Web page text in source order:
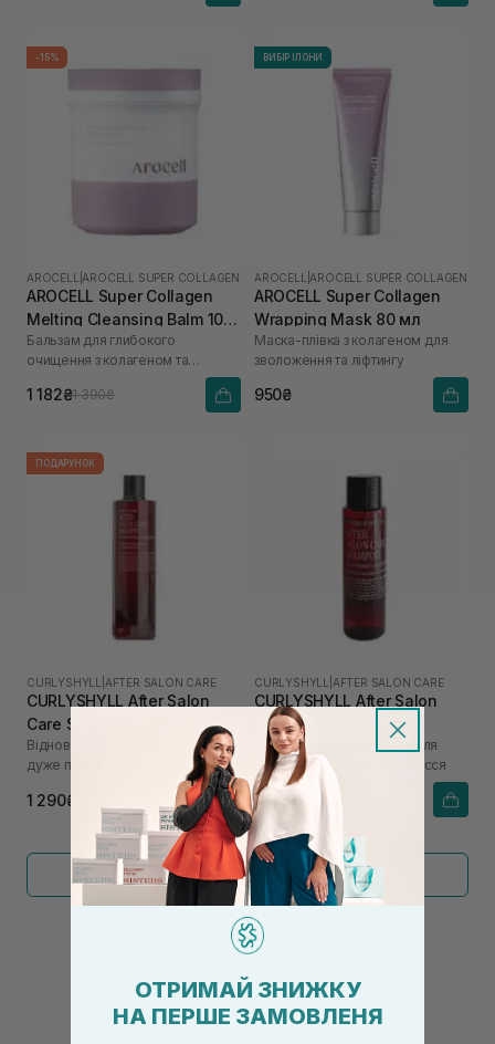
-15%
AROCELL AROCELL SUPER COLLAGEN
AROCELL Super Collagen
Melting Cleansing Balm 100
г
Бальзам для глибокого
очищення з колагеном та
1 182₴1 390₴
ВИБІР ІЛОНИ
AROCELL AROCELL SUPER COLLAGEN
AROCELL Super Collagen
Wrapping Mask 80 мл
Маска-плівка з колагеном для
зволоження та ліфтингу
950₴
ПОДАРУНОК
CURLYSHYLL AFTER SALON CARE
CURLYSHYLL After Salon
Care Shampoo 360 мл
Відновлюючий шампунь для
дуже пошкодженого волосся
1 290₴
CURLYSHYLL AFTER SALON CARE
CURLYSHYLL After Salon
Care Shampoo 50 мл
Відновлюючий шампунь для
дуже пошкодженого волосся
415₴
Показати більше
ОТРИМАЙ ЗНИЖКУ
НА ПЕРШЕ ЗАМОВЛЕНЯ